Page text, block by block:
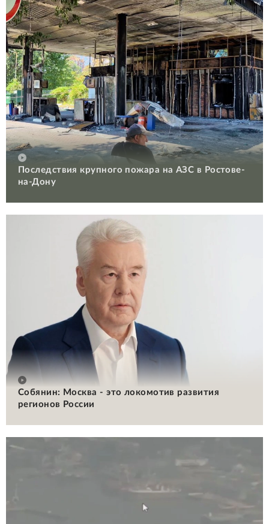
Последствия крупного пожара на АЗС в Ростове-
на-Дону
Собянин: Москва - это локомотив развития
регионов России